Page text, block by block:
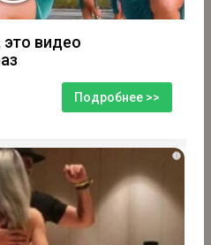
это видео
Подробнее >>
i